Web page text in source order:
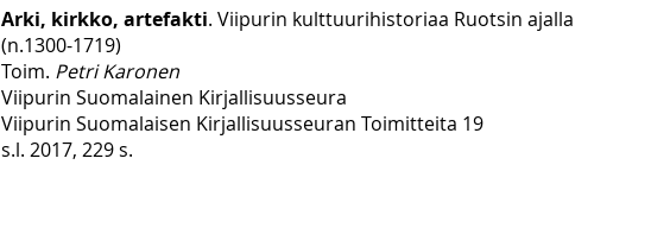
Arki, kirkko, artefakti. Viipurin kulttuurihistoriaa Ruotsin ajalla
(n.1300-1719)
Toim. Petri Karonen
Viipurin Suomalainen Kirjallisuusseura
Viipurin Suomalaisen Kirjallisuusseuran Toimitteita 19
s.l. 2017, 229 s.